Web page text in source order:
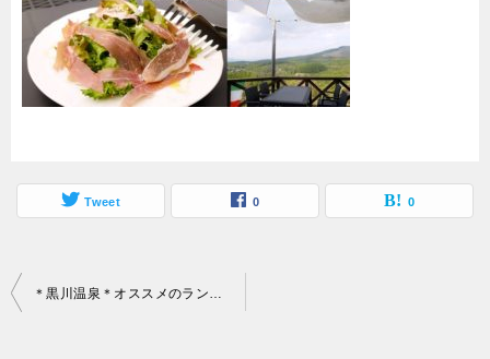
Tweet 0 0
投
＊黒川温泉＊オススメのランチランキング